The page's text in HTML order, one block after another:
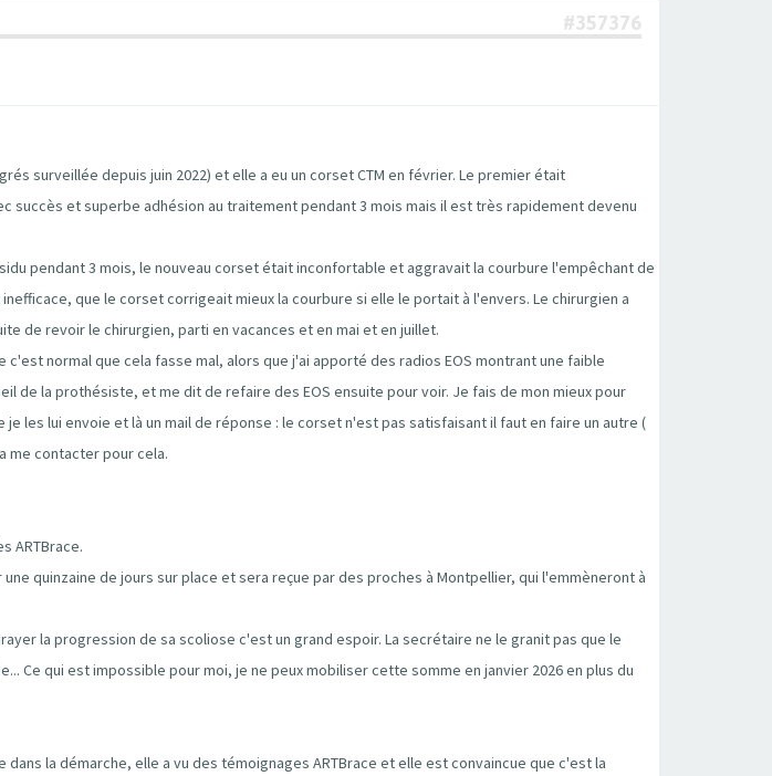
#357376
surveillée depuis juin 2022) et elle a eu un corset CTM en février. Le premier était
et superbe adhésion au traitement pendant 3 mois mais il est très rapidement devenu
pendant 3 mois, le nouveau corset était inconfortable et aggravait la courbure l'empêchant de
que le corset corrigeait mieux la courbure si elle le portait à l'envers. Le chirurgien a
de revoir le chirurgien, parti en vacances et en mai et en juillet.
normal que cela fasse mal, alors que j'ai apporté des radios EOS montrant une faible
la prothésiste, et me dit de refaire des EOS ensuite pour voir. Je fais de mon mieux pour
les lui envoie et là un mail de réponse : le corset n'est pas satisfaisant il faut en faire un autre (
me contacter pour cela.
ARTBrace.
quinzaine de jours sur place et sera reçue par des proches à Montpellier, qui l'emmèneront à
la progression de sa scoliose c'est un grand espoir. La secrétaire ne le granit pas que le
Ce qui est impossible pour moi, je ne peux mobiliser cette somme en janvier 2026 en plus du
la démarche, elle a vu des témoignages ARTBrace et elle est convaincue que c'est la